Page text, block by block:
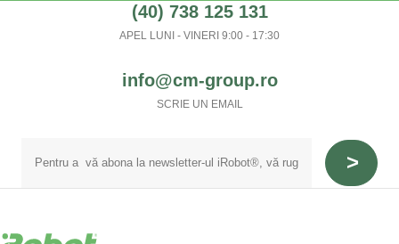
(40) 738 125 131
APEL LUNI - VINERI 9:00 - 17:30
info@cm-group.ro
SCRIE UN EMAIL